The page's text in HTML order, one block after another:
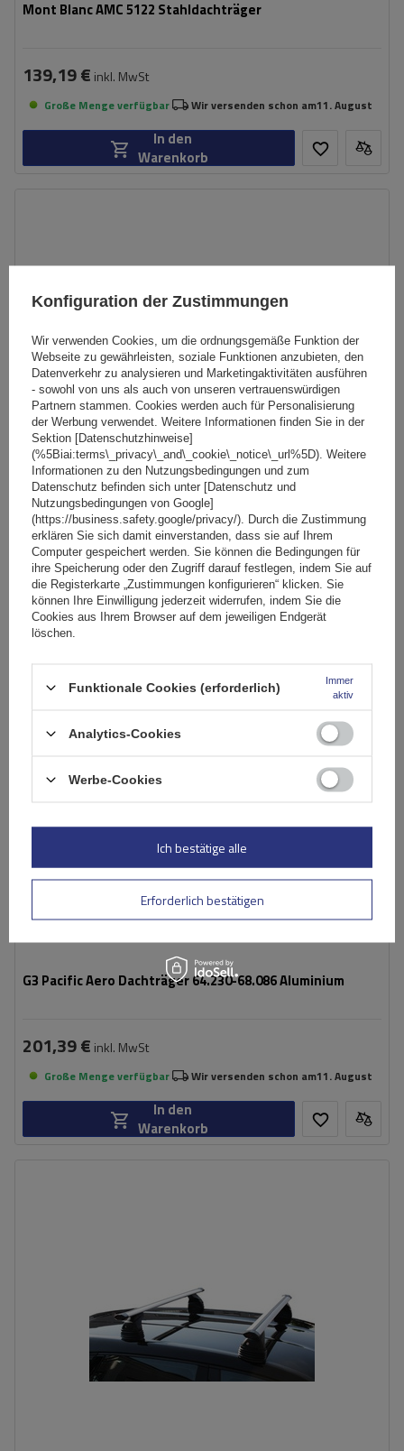
Mont Blanc AMC 5122 Stahldachträger
139,19 € inkl. MwSt
Große Menge verfügbar Wir versenden schon am11. August
In den
Warenkorb
G3 Pacific Dachträger 65.130-68.086 Stahl
119,69 €inkl. MwSt
Große Menge verfügbar Wir versenden schon am11. August
In den
G3 Pacific Aero Dachträger 64.230-68.086 Aluminium
201,39 € inkl. MwSt
Große Menge verfügbar Wir versenden schon am11. August
In den
Warenkorb
Konfiguration der Zustimmungen
Wir verwenden Cookies, um die ordnungsgemäße Funktion der
Webseite zu gewährleisten, soziale Funktionen anzubieten, den
Datenverkehr zu analysieren und Marketingaktivitäten ausführen
- sowohl von uns als auch von unseren vertrauenswürdigen
Partnern stammen. Cookies werden auch für Personalisierung
der Werbung verwendet. Weitere Informationen finden Sie in der
Sektion [Datenschutzhinweise]
(%5Biai:terms\_privacy\_and\_cookie\_notice\_url%5D). Weitere
Informationen zu den Nutzungsbedingungen und zum
Datenschutz befinden sich unter [Datenschutz und
Nutzungsbedingungen von Google]
(https://business.safety.google/privacy/). Durch die Zustimmung
erklären Sie sich damit einverstanden, dass sie auf Ihrem
Computer gespeichert werden. Sie können die Bedingungen für
ihre Speicherung oder den Zugriff darauf festlegen, indem Sie auf
die Registerkarte „Zustimmungen konfigurieren“ klicken. Sie
können Ihre Einwilligung jederzeit widerrufen, indem Sie die
Cookies aus Ihrem Browser auf dem jeweiligen Endgerät
löschen.
Funktionale Cookies (erforderlich)
Immer
aktiv
Analytics-Cookies
Werbe-Cookies
Erforderlich bestätigen
Ich bestätige alle